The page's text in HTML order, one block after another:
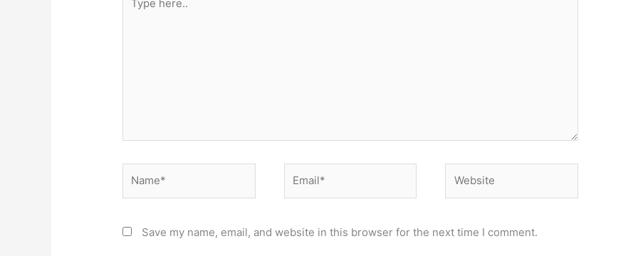
here..
Save my name, email, and website in this browser for the next time I comment.